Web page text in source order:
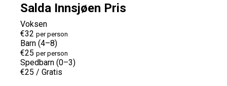
Salda Innsjøen Pris
Voksen
€32 per person
Barn (4–8)
€25 per person
Spedbarn (0–3)
€25 / Gratis